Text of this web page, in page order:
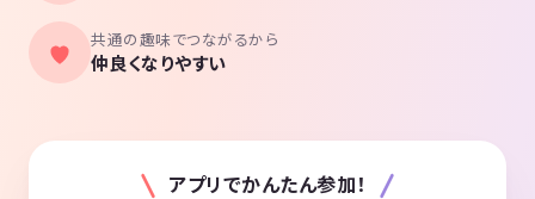
共通の趣味でつながるから
仲良くなりやすい
アプリでかんたん参加！